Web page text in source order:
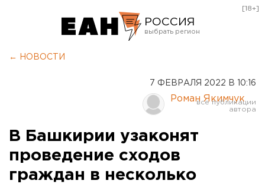
РОССИЯ
Курган
Оренбург
[18+]
← НОВОСТИ
7 ФЕВРАЛЯ 2022 В 10:16
Роман Якимчук
В Башкирии узаконят
проведение сходов
граждан в несколько